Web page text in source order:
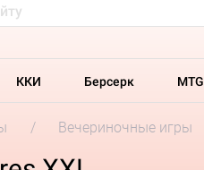
ККИ Берсерк MTG
Вечериночные игры